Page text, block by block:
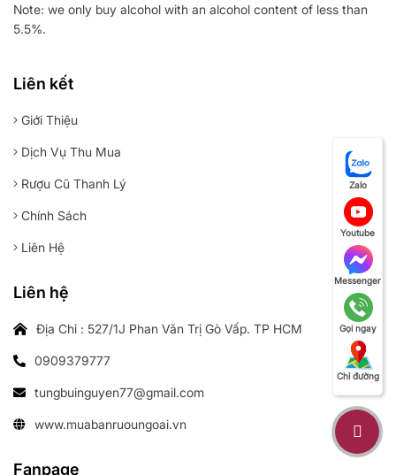
Note: we only buy alcohol with an alcohol content of less than
5.5%.
Liên kết
Giới Thiệu
Dịch Vụ Thu Mua
Rượu Cũ Thanh Lý
Chính Sách
Liên Hệ
Liên hệ
Địa Chỉ : 527/1J Phan Văn Trị Gò Vấp. TP HCM
0909379777
tungbuinguyen77@gmail.com
www.muabanruoungoai.vn
Fanpage
Zalo
Youtube
Messenger
Gọi ngay
Chỉ đường